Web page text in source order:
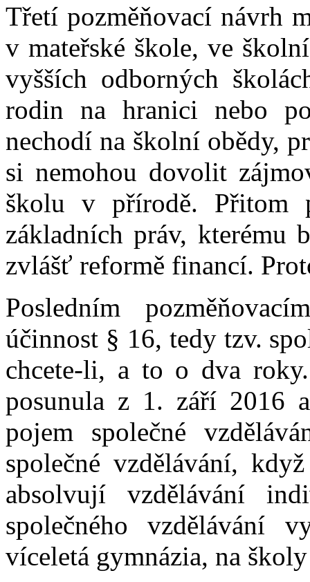
Třetí pozměňovací návrh
v mateřské škole, ve
vyšších odborných
rodin na hranici nebo
nechodí na školní obědy,
si nemohou dovolit
školu v přírodě. Přitom
základních práv, kterému
zvlášť reformě financí.
Posledním
účinnost § 16, tedy tzv.
chcete-li, a to o dva
posunula z 1. září 2016
pojem společné
společné vzdělávání,
absolvují vzdělávání
společného vzdělávání
víceletá gymnázia, na